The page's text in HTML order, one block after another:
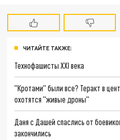
ЧИТАЙТЕ ТАКЖЕ:
Технофашисты XXI века
"Кротами" были все? Теракт в
охотятся "живые дроны"
Даня с Дашей спаслись от
закончились